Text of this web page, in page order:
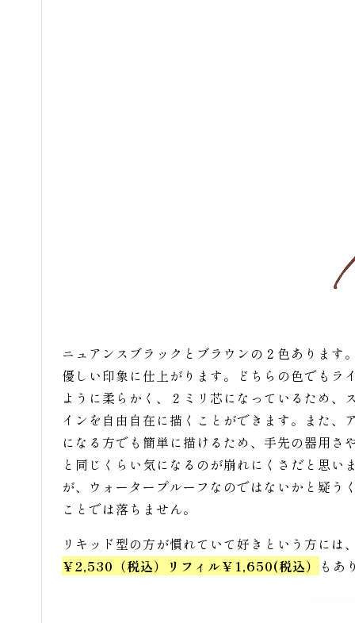
ニュアンスブラックとブラウンの２色ありま
優しい印象に仕上がります。どちらの色でも
ように柔らかく、２ミリ芯になっているため
インを自由自在に描くことができます。また
になる方でも簡単に描けるため、手先の器用
と同じくらい気になるのが崩れにくさだと思
が、ウォータープルーフなのではないかと疑
ことでは落ちません。
リキッド型の方が慣れていて好きという方には
￥2,530（税込）リフィル￥1,650(税込）
もあ